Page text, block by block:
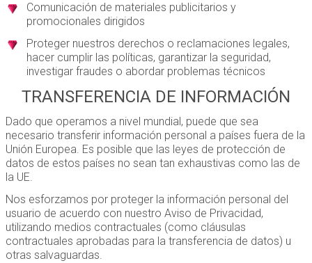
Comunicación de materiales publicitarios y
promocionales dirigidos
Proteger nuestros derechos o reclamaciones legales,
hacer cumplir las políticas, garantizar la seguridad,
investigar fraudes o abordar problemas técnicos
TRANSFERENCIA DE INFORMACIÓN
Dado que operamos a nivel mundial, puede que sea
necesario transferir información personal a países fuera de la
Unión Europea. Es posible que las leyes de protección de
datos de estos países no sean tan exhaustivas como las de
la UE.
Nos esforzamos por proteger la información personal del
usuario de acuerdo con nuestro Aviso de Privacidad,
utilizando medios contractuales (como cláusulas
contractuales aprobadas para la transferencia de datos) u
otras salvaguardas.